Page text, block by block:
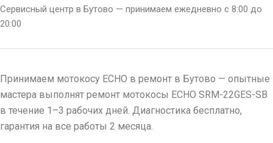
Сервисный центр в Бутово — принимаем ежедневно с 8:00 до
20:00
Принимаем мотокосу ECHO в ремонт в Бутово — опытные
мастера выполнят ремонт мотокосы ECHO SRM-22GES-SB
в течение 1–3 рабочих дней. Диагностика бесплатно,
гарантия на все работы 2 месяца.